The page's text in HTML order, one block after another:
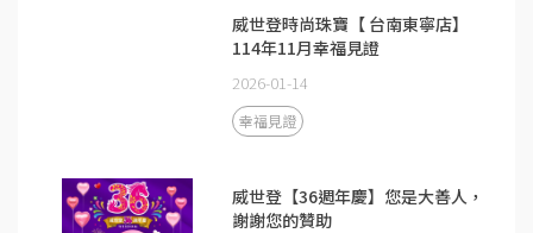
威世登時尚珠寶【 台南東寧店】
114年11月幸福見證
2026-01-14
幸福見證
威世登【36週年慶】您是大善人，
謝謝您的贊助